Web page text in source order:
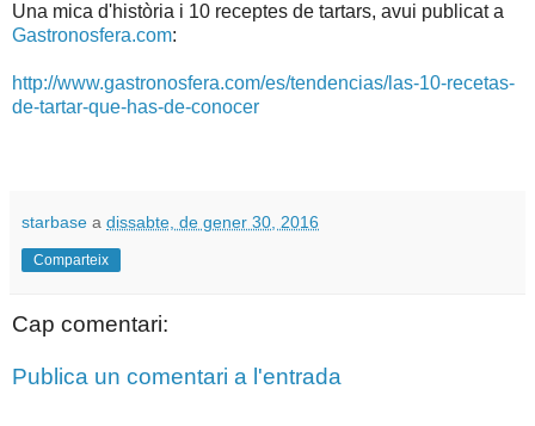
Una mica d'història i 10 receptes de tartars, avui publicat a
Gastronosfera.com:
http://www.gastronosfera.com/es/tendencias/las-10-recetas-
de-tartar-que-has-de-conocer
starbase a dissabte, de gener 30, 2016
Comparteix
Cap comentari:
Publica un comentari a l'entrada